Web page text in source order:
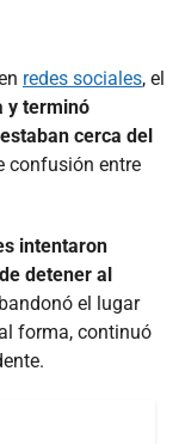
redes sociales, el
y terminó
cerca del
confusión entre
intentaron
detener al
el lugar
forma, continuó